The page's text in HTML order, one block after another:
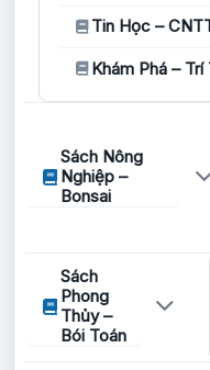
Tin Học –
Khám Phá –
Sách Nông
Nghiệp –
Bonsai
Sách
Phong
Thủy –
Bói Toán